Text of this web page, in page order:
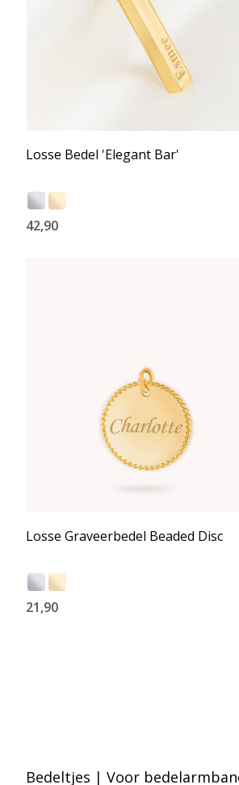
Losse Bedel 'Elegant Bar'
42,90
Losse Graveerbedel Beaded Disc
21,90
Bedeltjes | Voor